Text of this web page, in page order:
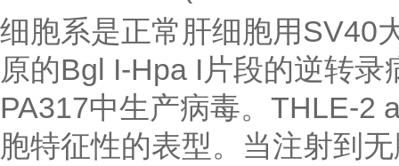
细胞系是正常肝细胞用SV40
原的Bgl I-Hpa I片段的逆转
PA317中生产病毒。THLE-2
胞特征性的表型。当注射到